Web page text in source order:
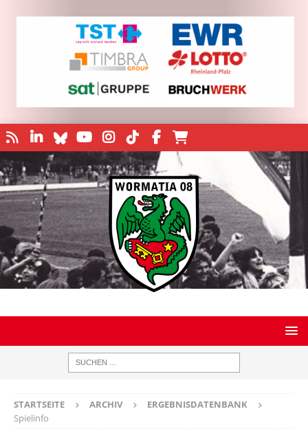
STARTSEITE ARCHIV
ERGEBNISDATENBANK
Spielinfo